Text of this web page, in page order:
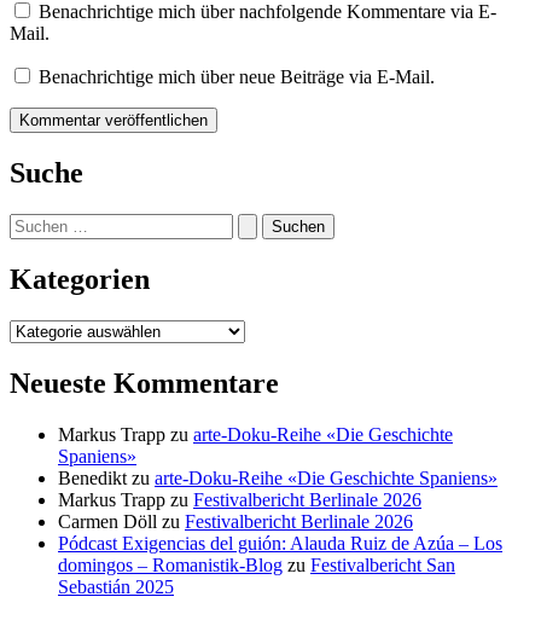
Benachrichtige mich über nachfolgende Kommentare via E-
Mail.
Benachrichtige mich über neue Beiträge via E-Mail.
Suche
Suchen
nach:
Kategorien
Kategorien
Neueste Kommentare
Markus Trapp zu arte-Doku-Reihe «Die Geschichte
Spaniens»
Benedikt zu arte-Doku-Reihe «Die Geschichte Spaniens»
Markus Trapp zu Festivalbericht Berlinale 2026
Carmen Döll zu Festivalbericht Berlinale 2026
Pódcast Exigencias del guión: Alauda Ruiz de Azúa – Los
domingos – Romanistik-Blog zu Festivalbericht San
Sebastián 2025